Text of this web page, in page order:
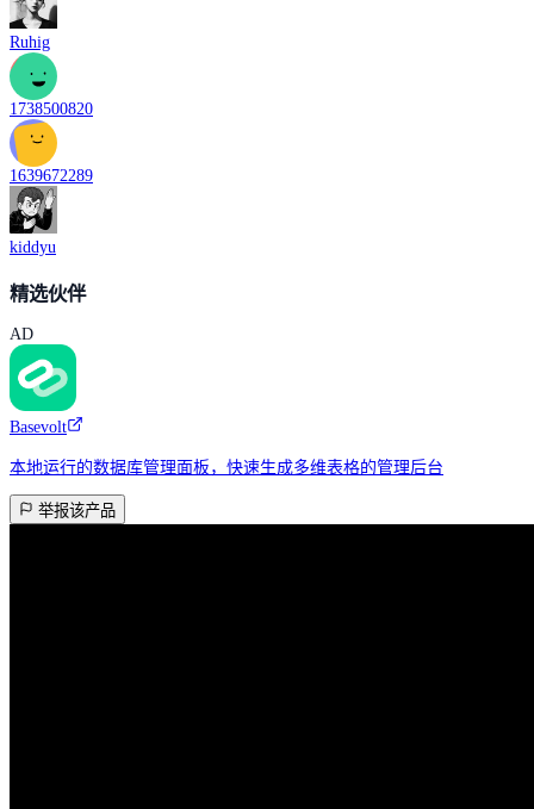
Ruhig
1738500820
1639672289
kiddyu
精选伙伴
AD
Basevolt
本地运行的数据库管理面板，快速生成多维表格的管理后台
举报该产品